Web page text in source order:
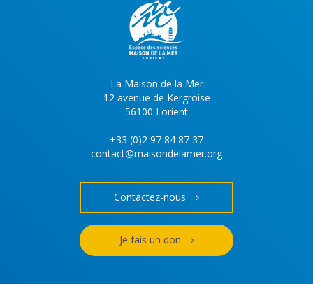
La Maison de la Mer
12 avenue de Kergroise
56100 Lorient
+33 (0)2 97 84 87 37
contact@maisondelamer.org
Contactez-nous
Je fais un don